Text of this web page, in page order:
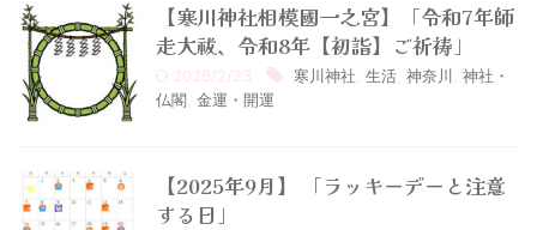
【寒川神社相模國一之宮】「令和7年師
走大祓、令和8年【初詣】ご祈祷」
2026/2/23 寒川神社 生活 神奈川
神社・
仏閣 金運・開運
【2025年9月】 「ラッキーデーと注意
する日」